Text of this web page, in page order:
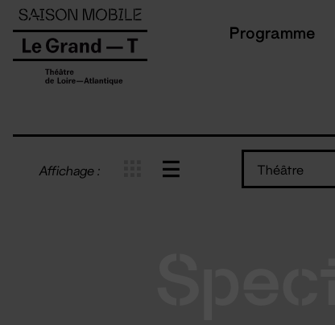
Programme
Affichage : Théâtre
Panneau de gestion des cookies